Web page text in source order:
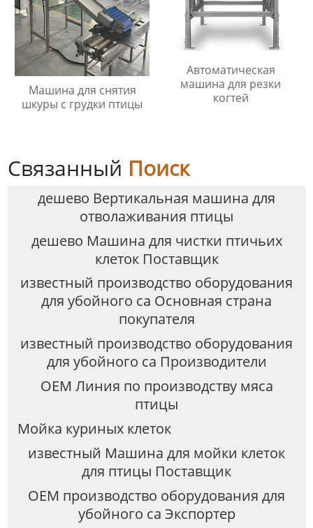
Машина для снятия
шкуры с грудки птицы
Автоматическая
машина для резки
когтей
Связанный Поиск
дешево Вертикальная машина для
отволаживания птицы
дешево Машина для чистки птичьих
клеток Поставщик
известный производство оборудования
для убойного са Основная страна
покупателя
известный производство оборудования
для убойного са Производители
OEM Линия по производству мяса
птицы
Мойка куриных клеток
известный Машина для мойки клеток
для птицы Поставщик
OEM производство оборудования для
убойного са Экспортер